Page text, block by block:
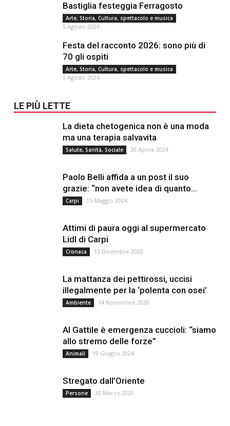
Bastiglia festeggia Ferragosto
Arte, Storia, Cultura, spettacolo e musica
5 Agosto 2026
Festa del racconto 2026: sono più di
70 gli ospiti
Arte, Storia, Cultura, spettacolo e musica
5 Agosto 2026
LE PIÙ LETTE
La dieta chetogenica non è una moda
ma una terapia salvavita
Salute, Sanità, Sociale 20 Aprile 2024
Paolo Belli affida a un post il suo
grazie: “non avete idea di quanto...
Carpi 15 Maggio 2024
Attimi di paura oggi al supermercato
Lidl di Carpi
Cronaca 13 Dicembre 2022
La mattanza dei pettirossi, uccisi
illegalmente per la ‘polenta con osei’
Ambiente 14 Novembre 2020
Al Gattile è emergenza cuccioli: “siamo
allo stremo delle forze”
Animali 19 Giugno 2024
Stregato dall’Oriente
Persone 30 Marzo 2020